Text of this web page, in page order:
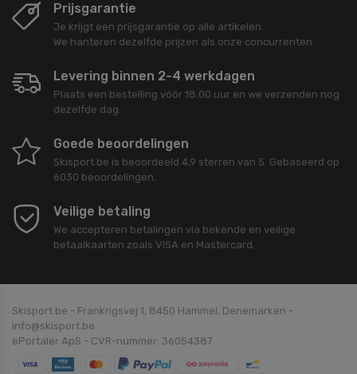
Prijsgarantie
Je krijgt een prijsgarantie op alle artikelen.
We hanteren dezelfde prijzen als onze concurrenten.
Levering binnen 2-4 werkdagen
Plaats een bestelling vóór 18.00 uur en we verzenden nog
dezelfde dag.
Goede beoordelingen
Skisport.be is beoordeeld 4,9 sterren van 5. Gebaseerd op
6030 beoordelingen.
Veilige betaling
We accepteren betalingen via bekende en veilige
betaalkaarten zoals VISA en Mastercard.
Skisport.be - Frankrigsvej 1, 8450 Hammel, Denemarken -
info@skisport.be
ePortaler ApS - CVR-nummer: 36054387